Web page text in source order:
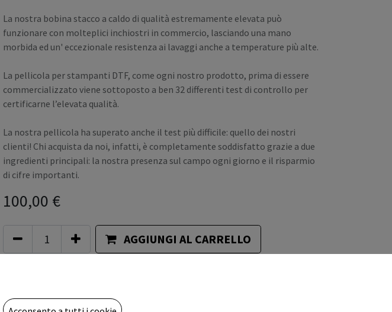
La nostra bobina stacco a caldo di qualità estremamente elevata può
funzionare con molteplici inchiostri in commercio, lasciando una mano
morbida ed un' eccezionale resistenza ai lavaggi anche a temperature più alte.
La pellicola per stampanti DTF, come ogni nostro prodotto, prima di essere
commercializzato viene sottoposto a ben 32 differenti test di controllo per
certificarne l’elevata qualità.
La nostra pellicola ha superato anche il test più difficile: quello dei nostri
clienti! Chi acquista da noi, infatti, è completamente soddisfatto grazie a due
ingredienti principali: la nostra presenza sul campo ogni giorno e il risparmio
di cifre importanti.
100,00 €
AGGIUNGI AL CARRELLO
Termini e condizioni